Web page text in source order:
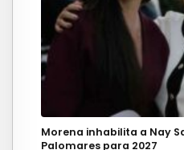
Morena inhabilita a Nay
Palomares para 2027